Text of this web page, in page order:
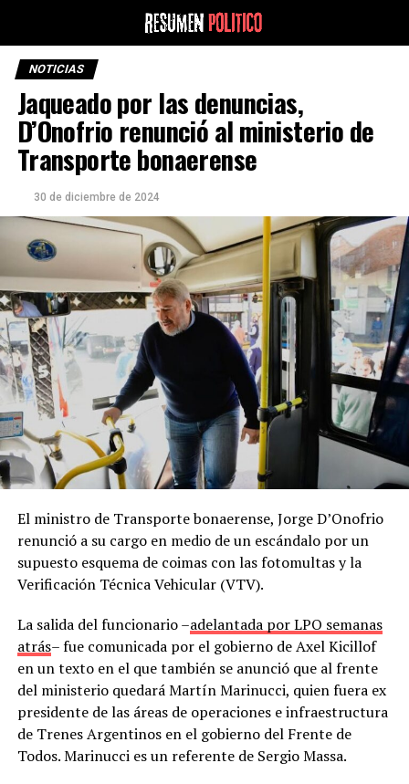
NOTICIAS
Jaqueado por las denuncias,
D’Onofrio renunció al ministerio de
Transporte bonaerense
30 de diciembre de 2024
El ministro de Transporte bonaerense, Jorge D’Onofrio
renunció a su cargo en medio de un escándalo por un
supuesto esquema de coimas con las fotomultas y la
Verificación Técnica Vehicular (VTV).
La salida del funcionario –adelantada por LPO semanas
atrás– fue comunicada por el gobierno de Axel Kicillof
en un texto en el que también se anunció que al frente
del ministerio quedará Martín Marinucci, quien fuera ex
presidente de las áreas de operaciones e infraestructura
de Trenes Argentinos en el gobierno del Frente de
Todos. Marinucci es un referente de Sergio Massa.